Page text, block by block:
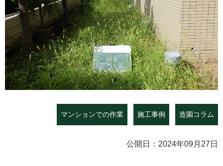
マンションでの作業 施工事例 造園コラム
公開日：2024年09月27日